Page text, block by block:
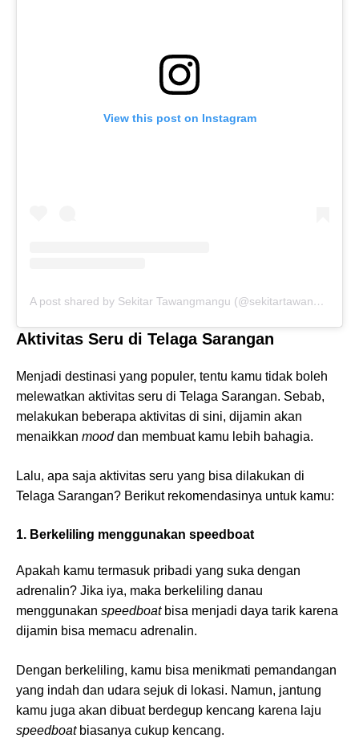
View this post on Instagram
A post shared by Sekitar Tawangmangu (@sekitartawangmangu)
Aktivitas Seru di Telaga Sarangan
Menjadi destinasi yang populer, tentu kamu tidak boleh
melewatkan aktivitas seru di Telaga Sarangan. Sebab,
melakukan beberapa aktivitas di sini, dijamin akan
menaikkan mooddan membuat kamu lebih bahagia.
Lalu, apa saja aktivitas seru yang bisa dilakukan di
Telaga Sarangan? Berikut rekomendasinya untuk kamu:
1. Berkeliling menggunakan speedboat
Apakah kamu termasuk pribadi yang suka dengan
adrenalin? Jika iya, maka berkeliling danau
menggunakan speedboat bisa menjadi daya tarik karena
dijamin bisa memacu adrenalin.
Dengan berkeliling, kamu bisa menikmati pemandangan
yang indah dan udara sejuk di lokasi. Namun, jantung
kamu juga akan dibuat berdegup kencang karena laju
speedboat biasanya cukup kencang.